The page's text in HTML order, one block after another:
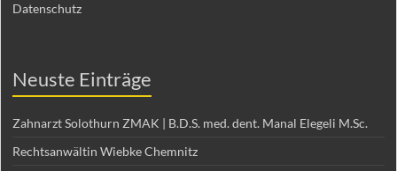
Datenschutz
Neuste Einträge
Zahnarzt Solothurn ZMAK | B.D.S. med. dent. Manal Elegeli M.Sc.
Rechtsanwältin Wiebke Chemnitz